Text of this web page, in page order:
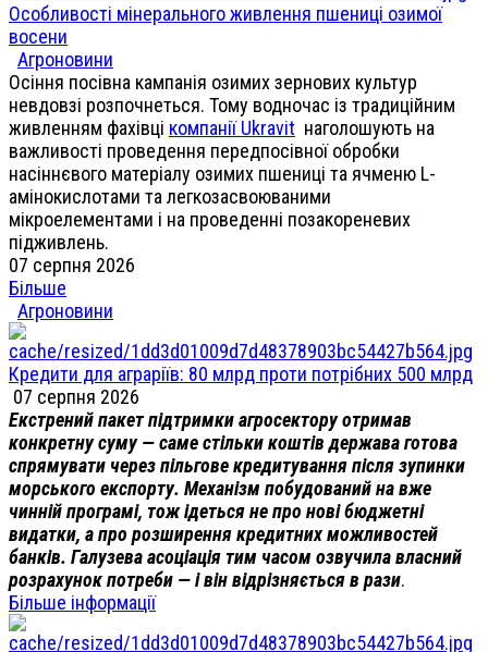
Особливості мінерального живлення пшениці озимої
восени
Агроновини
Осіння посівна кампанія озимих зернових культур
невдовзі розпочнеться. Тому водночас із традиційним
живленням фахівці компанії Ukravit наголошують на
важливості проведення передпосівної обробки
насіннєвого матеріалу озимих пшениці та ячменю L-
амінокислотами та легкозасвоюваними
мікроелементами і на проведенні позакореневих
підживлень.
07 серпня 2026
Більше
Агроновини
Кредити для аграріїв: 80 млрд проти потрібних 500 млрд
07 серпня 2026
Екстрений пакет підтримки агросектору отримав
конкретну суму — саме стільки коштів держава готова
спрямувати через пільгове кредитування після зупинки
морського експорту. Механізм побудований на вже
чинній програмі, тож ідеться не про нові бюджетні
видатки, а про розширення кредитних можливостей
банків. Галузева асоціація тим часом озвучила власний
розрахунок потреби — і він відрізняється в рази.
Більше інформації